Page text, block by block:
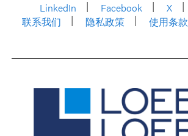
LinkedIn
Facebook X
联系我们
隐私政策 使用条款